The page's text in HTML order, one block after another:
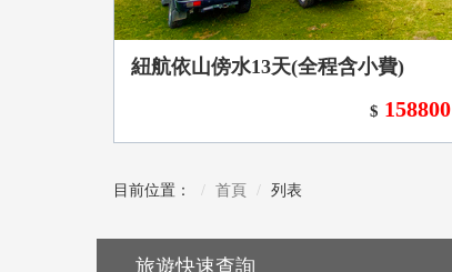
紐航依山傍水13天(全程含小費)
$ 158800
目前位置： 首頁 列表